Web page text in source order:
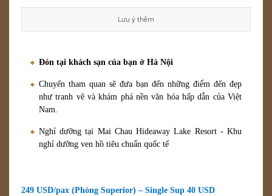
Lưu ý thêm
Đón tại khách sạn của bạn ở Hà Nội
Chuyến tham quan sẽ đưa bạn đến những điểm đến đẹp
như tranh vẽ và khám phá nền văn hóa hấp dẫn của Việt
Nam.
Nghỉ dưỡng tại Mai Chau Hideaway Lake Resort - Khu
nghỉ dưỡng ven hồ tiêu chuẩn quốc tế
249 USD/pax (Phòng Superior) – Single Sup 40 USD